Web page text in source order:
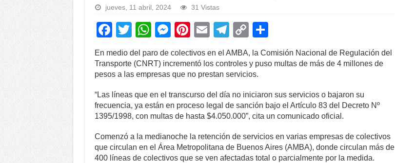
jueves, 11 abril, 2024 31 Vistas
F
a
c
e
b
o
o
k
T
wi
tt
er
W
at
s
A
p
p
M
ss
e
n
g
er
Pi
nt
er
e
st
E
ail
T
el
e
gr
a
m
C
o
p
y
Li
n
k
ar
En medio del paro de colectivos en el AMBA, la Comisión Nacional de Regulación del
Transporte (CNRT) incrementó los controles y puso multas de más de 4 millones de
pesos a las empresas que no prestan servicios.
“Las líneas que en el transcurso del día no iniciaron sus servicios o bajaron su
frecuencia, ya están en proceso legal de sanción bajo el Artículo 83 del Decreto Nº
1395/1998, con multas de hasta $4.050.000”, cita un comunicado oficial.
Comenzó a la medianoche la retención de servicios en varias empresas de colectivos
que circulan en el Área Metropolitana de Buenos Aires (AMBA), donde circulan más de
400 líneas de colectivos que se ven afectadas total o parcialmente por la medida.